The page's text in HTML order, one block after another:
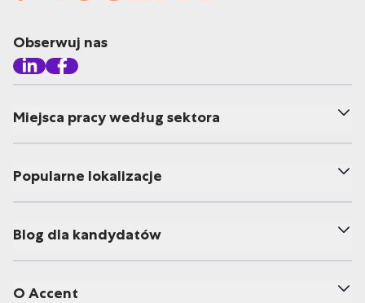
Obserwuj nas
Miejsca pracy według sektora
Popularne lokalizacje
Blog dla kandydatów
O Accent